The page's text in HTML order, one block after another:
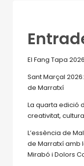
El Fang Tapa
Sant Marçal
de Marratxí
La quarta edició
creativitat,
L’essència de
de Marratxí amb
Mirabó i Dolors